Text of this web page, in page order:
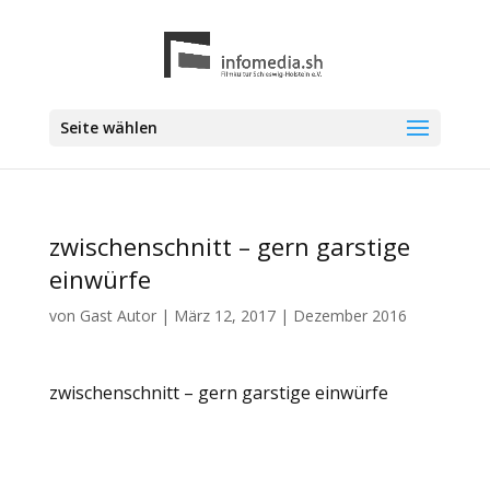
Seite wählen
zwischenschnitt – gern garstige
einwürfe
von Gast Autor| März 12, 2017| Dezember 2016
zwischenschnitt – gern garstige einwürfe